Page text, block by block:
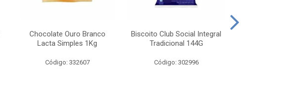
Chocolate Ouro Branco
Lacta Simples 1Kg
Código: 332607
Biscoito Club Social Integral
Tradicional 144G
Código: 302996